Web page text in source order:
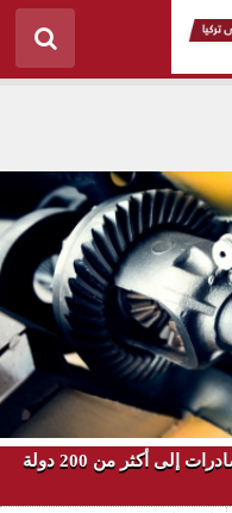
أكثر من 200 دولة